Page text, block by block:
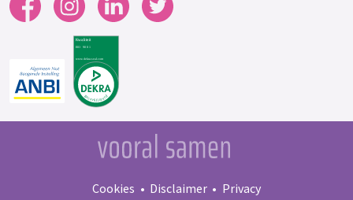
Cookies Disclaimer Privacy